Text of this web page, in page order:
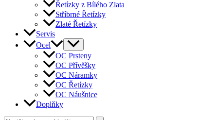
Řetízky z Bílého Zlata
Stříbrné Řetízky
Zlaté Řetízky
Servis
Ocel
OC Prsteny
OC Přívěšky
OC Náramky
OC Řetízky
OC Náušnice
Doplňky